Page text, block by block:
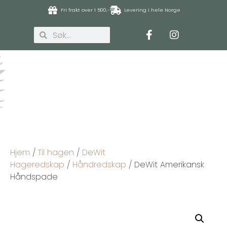
Fri frakt over 1 500,- Levering i hele Norge
Hjem / Til hagen / DeWit
Hageredskap / Håndredskap / DeWit Amerikansk
Håndspade